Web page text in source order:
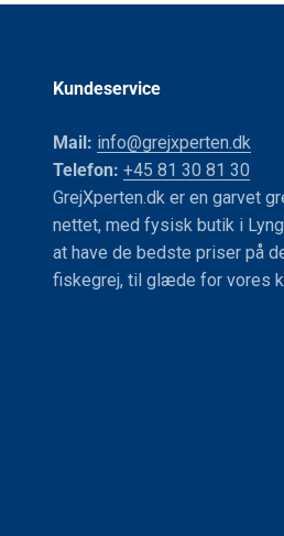
Kundeservice
Mail: info@grejxperten.dk
Telefon: +45 81 30 81 30
GrejXperten.dk er en garvet
nettet, med fysisk butik i
at have de bedste priser på
fiskegrej, til glæde for vores